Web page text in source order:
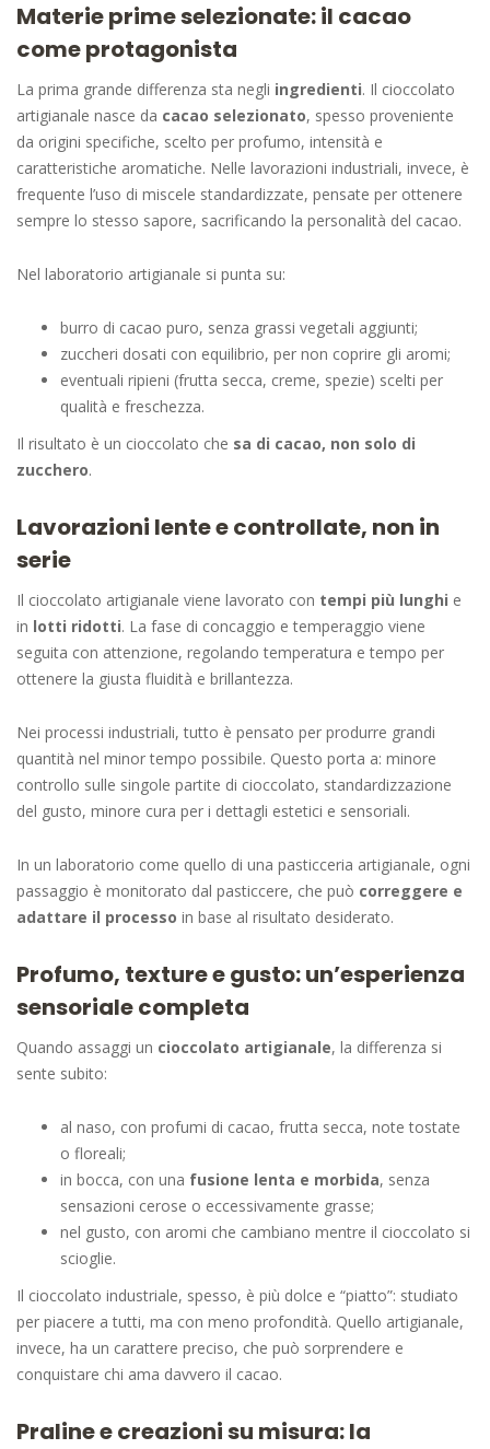
Materie prime selezionate: il cacao
come protagonista
La prima grande differenza sta negli ingredienti. Il cioccolato
artigianale nasce da cacao selezionato, spesso proveniente
da origini specifiche, scelto per profumo, intensità e
caratteristiche aromatiche. Nelle lavorazioni industriali, invece, è
frequente l’uso di miscele standardizzate, pensate per ottenere
sempre lo stesso sapore, sacrificando la personalità del cacao.
Nel laboratorio artigianale si punta su:
burro di cacao puro, senza grassi vegetali aggiunti;
zuccheri dosati con equilibrio, per non coprire gli aromi;
eventuali ripieni (frutta secca, creme, spezie) scelti per
qualità e freschezza.
Il risultato è un cioccolato che sa di cacao, non solo di
zucchero.
Lavorazioni lente e controllate, non in
serie
Il cioccolato artigianale viene lavorato con tempi più lunghi e
in lotti ridotti. La fase di concaggio e temperaggio viene
seguita con attenzione, regolando temperatura e tempo per
ottenere la giusta fluidità e brillantezza.
Nei processi industriali, tutto è pensato per produrre grandi
quantità nel minor tempo possibile. Questo porta a: minore
controllo sulle singole partite di cioccolato, standardizzazione
del gusto, minore cura per i dettagli estetici e sensoriali.
In un laboratorio come quello di una pasticceria artigianale, ogni
passaggio è monitorato dal pasticcere, che può correggere e
adattare il processo in base al risultato desiderato.
Profumo, texture e gusto: un’esperienza
sensoriale completa
Quando assaggi un cioccolato artigianale, la differenza si
sente subito:
al naso, con profumi di cacao, frutta secca, note tostate
o floreali;
in bocca, con una fusione lenta e morbida, senza
sensazioni cerose o eccessivamente grasse;
nel gusto, con aromi che cambiano mentre il cioccolato si
scioglie.
Il cioccolato industriale, spesso, è più dolce e “piatto”: studiato
per piacere a tutti, ma con meno profondità. Quello artigianale,
invece, ha un carattere preciso, che può sorprendere e
conquistare chi ama davvero il cacao.
Praline e creazioni su misura: la